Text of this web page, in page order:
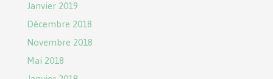
Janvier 2019
Décembre 2018
Novembre 2018
Mai 2018